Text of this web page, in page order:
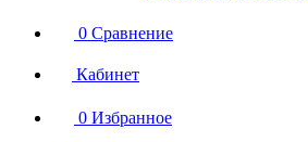
0 Сравнение
Кабинет
0 Избранное